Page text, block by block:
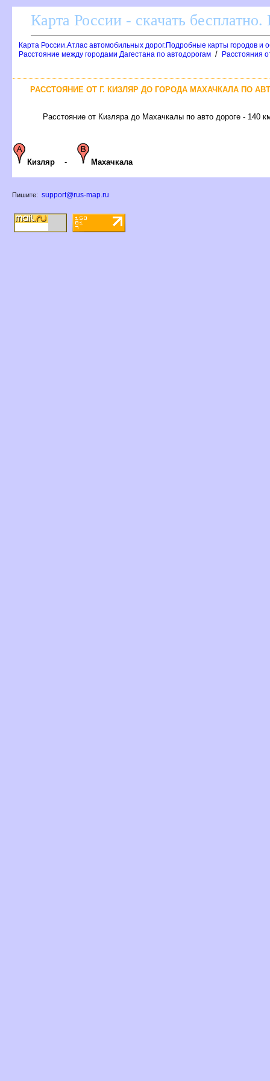
Карта России - скачать
Карта России.Атлас автомобильных дорог.Подробные карты городов и
Расстояние между городами Дагестана по автодорогам / Расстояния
РАССТОЯНИЕ ОТ Г. КИЗЛЯР ДО ГОРОДА МАХАЧКАЛА ПО
Расстояние от Кизляра до Махачкалы по авто дороге - 140
Кизляр - Махачкала
Пишите: support@rus-map.ru